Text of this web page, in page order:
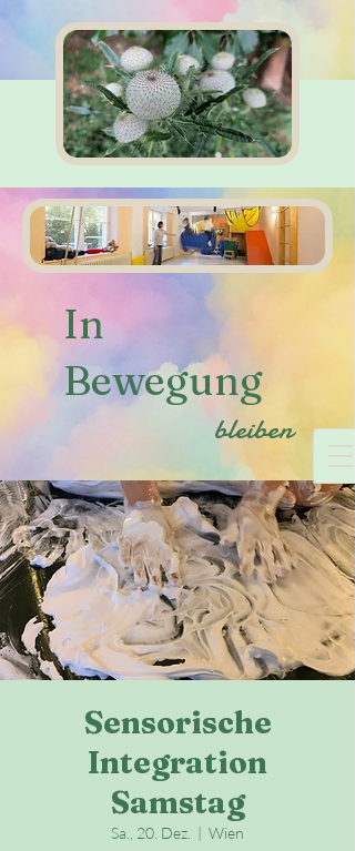
In
Bewegung
bleiben
Sensorische
Integration
Samstag
Sa., 20. Dez.
  |
Wien